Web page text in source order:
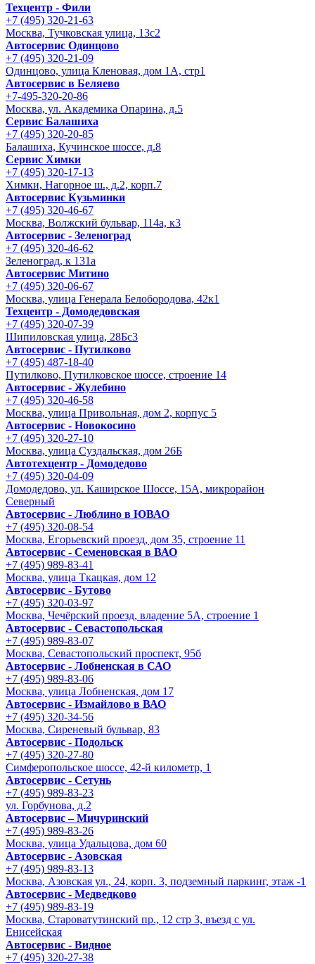
Техцентр - Фили
+7 (495) 320-21-63
Москва, Тучковская улица, 13с2
Автосервис Одинцово
+7 (495) 320-21-09
Одинцово, улица Кленовая, дом 1А, стр1
Автосервис в Беляево
+7-495-320-20-86
Москва, ул. Академика Опарина, д.5
Сервис Балашиха
+7 (495) 320-20-85
Балашиха, Кучинское шоссе, д.8
Сервис Химки
+7 (495) 320-17-13
Химки, Нагорное ш., д.2, корп.7
Автосервис Кузьминки
+7 (495) 320-46-67
Москва, Волжский бульвар, 114а, к3
Автосервис - Зеленоград
+7 (495) 320-46-62
Зеленоград, к 131а
Автосервис Митино
+7 (495) 320-06-67
Москва, улица Генерала Белобородова, 42к1
Техцентр - Домодедовская
+7 (495) 320-07-39
Шипиловская улица, 28Бс3
Автосервис - Путилково
+7 (495) 487-18-40
Путилково, Путилковское шоссе, строение 14
Автосервис - Жулебино
+7 (495) 320-46-58
Москва, улица Привольная, дом 2, корпус 5
Автосервис - Новокосино
+7 (495) 320-27-10
Москва, улица Суздальская, дом 26Б
Автотехцентр - Домодедово
+7 (495) 320-04-09
Домодедово, ул. Каширское Шоссе, 15А, микрорайон
Северный
Автосервис - Люблино в ЮВАО
+7 (495) 320-08-54
Москва, Егорьевский проезд, дом 35, строение 11
Автосервис - Семеновская в ВАО
+7 (495) 989-83-41
Москва, улица Ткацкая, дом 12
Автосервис - Бутово
+7 (495) 320-03-97
Москва, Чечёрский проезд, владение 5А, строение 1
Автосервис - Cевастопольская
+7 (495) 989-83-07
Москва, Севастопольский проспект, 95б
Автосервис - Лобненская в САО
+7 (495) 989-83-06
Москва, улица Лобненская, дом 17
Автосервис - Измайлово в ВАО
+7 (495) 320-34-56
Москва, Сиреневый бульвар, 83
Автосервис - Подольск
+7 (495) 320-27-80
Симферопольское шоссе, 42-й километр, 1
Автосервис - Сетунь
+7 (495) 989-83-23
ул. Горбунова, д.2
Автосервис – Мичуринский
+7 (495) 989-83-26
Москва, улица Удальцова, дом 60
Автосервис - Азовская
+7 (495) 989-83-13
Москва, Азовская ул., 24, корп. 3, подземный паркинг, этаж -1
Автосервис - Медведково
+7 (495) 989-83-19
Москва, Староватутинский пр., 12 стр 3, въезд с ул.
Енисейская
Автосервис - Видное
+7 (495) 320-27-38